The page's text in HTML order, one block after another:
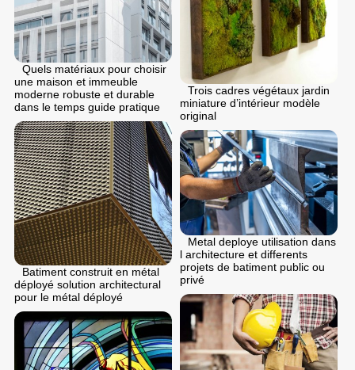
Quels matériaux pour choisir
une maison et immeuble
moderne robuste et durable
dans le temps guide pratique
Trois cadres végétaux jardin
miniature d’intérieur modèle
original
Batiment construit en métal
déployé solution architectural
pour le métal déployé
Metal deploye utilisation dans
l architecture et differents
projets de batiment public ou
privé